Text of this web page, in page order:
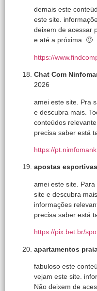
demais este
este site.
deixem de acessar
e até a próxima. 🙂
https://
Chat Com
2026
amei este site. Pra
e descubra mais.
conteúdos
precisa saber está
https://
apostas esportivas
amei este site.
site e descubra
informações
precisa saber está
https://pix.bet.br/
apartamentos
fabuloso este
vejam este site.
Não deixem de